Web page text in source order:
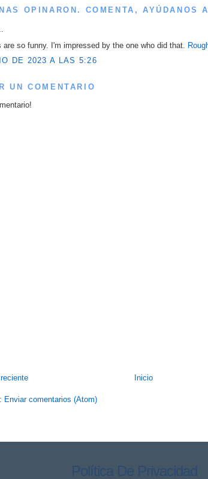
OPINARON. COMENTA, AYÚDANOS
are so funny. I'm impressed by the one who did that.
DE 2023 A LAS 5:26
UN COMENTARIO
Inicio
Enviar comentarios (Atom)
Política De Privacidad